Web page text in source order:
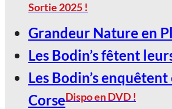
LE SCARABÉE /
2027, Votez Les Bodin’s
Nature !
30
Sortie 2025 !
Grandeur Nature en
Les Bodin’s fêtent
Les Bodin’s enquêtent
CorseDispo en DVD !